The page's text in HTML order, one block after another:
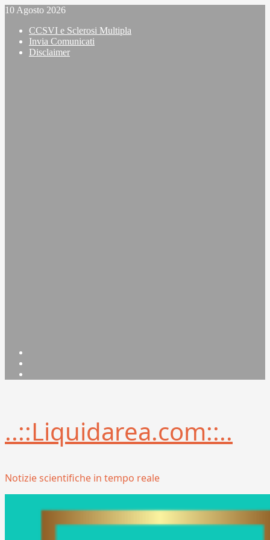
Vai
contenuto
10 Agosto 2026
CCSVI e Sclerosi Multipla
Invia Comunicati
Disclaimer
..::Liquidarea.com::..
Notizie scientifiche in tempo reale